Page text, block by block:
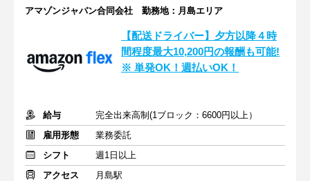
アマゾンジャパン合同会社 勤務地：月島エリア
【配送ドライバー】夕方以降４時
間程度最大10,200円の報酬も可能!
※ 単発OK！週払いOK！
給与
完全出来高制(1ブロック：6600円以上）
雇用形態
業務委託
シフト
週1日以上
アクセス
月島駅